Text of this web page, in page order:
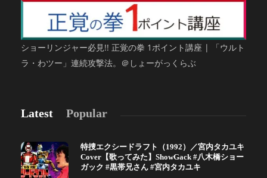
ショーリンジャー必見!! 正覚の拳 1ポイント講座 | 「ウルト
ラ・わツー」連続攻撃法。＠しょーがっくらぶ
Latest Popular
特捜エクシードラフト（1992）／宮内タカユキ
Cover【歌ってみた】ShowGack #八木橋ショー
ガック #黒帯兄さん #宮内タカユキ